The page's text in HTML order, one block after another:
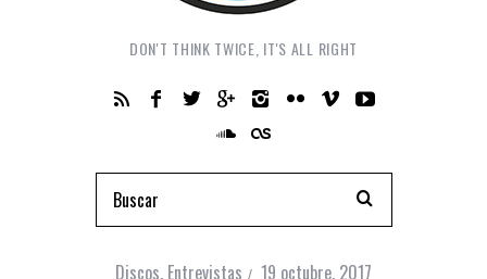
DON'T THINK TWICE, IT'S ALL RIGHT
Discos, Entrevistas 19 octubre, 2017